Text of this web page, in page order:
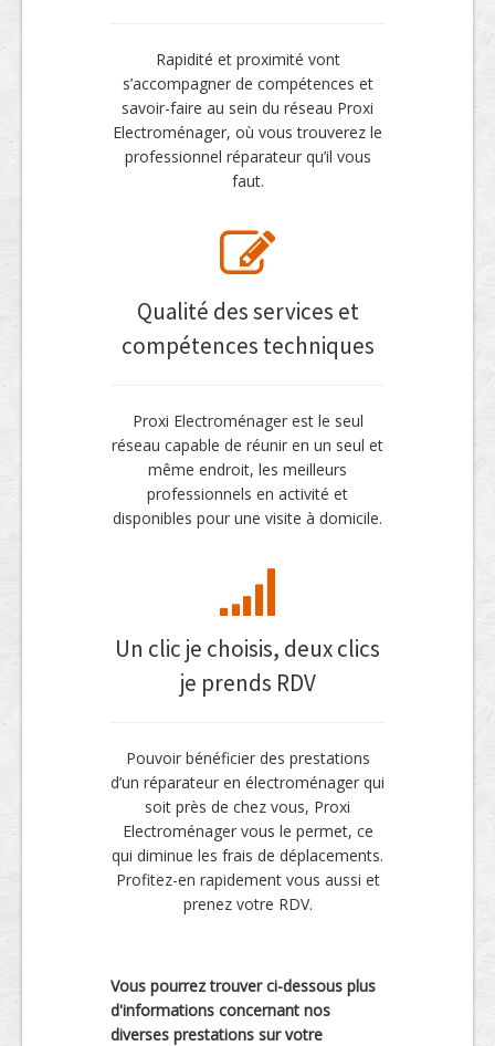
Rapidité et proximité vont
s’accompagner de compétences et
savoir-faire au sein du réseau Proxi
Electroménager, où vous trouverez le
professionnel réparateur qu’il vous
faut.
Qualité des services et
compétences techniques
Proxi Electroménager est le seul
réseau capable de réunir en un seul et
même endroit, les meilleurs
professionnels en activité et
disponibles pour une visite à domicile.
Un clic je choisis, deux clics
je prends RDV
Pouvoir bénéficier des prestations
d’un réparateur en électroménager qui
soit près de chez vous, Proxi
Electroménager vous le permet, ce
qui diminue les frais de déplacements.
Profitez-en rapidement vous aussi et
prenez votre RDV.
Vous pourrez trouver ci-dessous plus
d'informations concernant nos
diverses prestations sur votre